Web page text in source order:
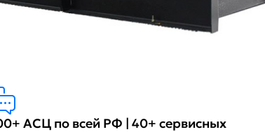
АСЦ по всей РФ | 40+ сервисных